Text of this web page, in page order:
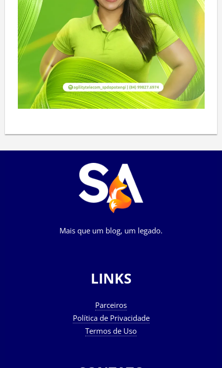
Mais que um blog, um legado.
LINKS
Parceiros
Política de Privacidade
Termos de Uso